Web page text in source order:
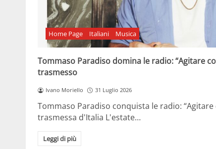
Home Page Italiani Musica
Tommaso Paradiso domina le radio: “Agitare
trasmesso
Ivano Moriello 31 Luglio 2026
Tommaso Paradiso conquista le radio: “Agitare
trasmessa d'Italia L'estate…
Leggi di più